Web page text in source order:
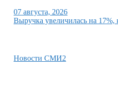
07 августа, 2026
Выручка увеличилась на
Новости СМИ2